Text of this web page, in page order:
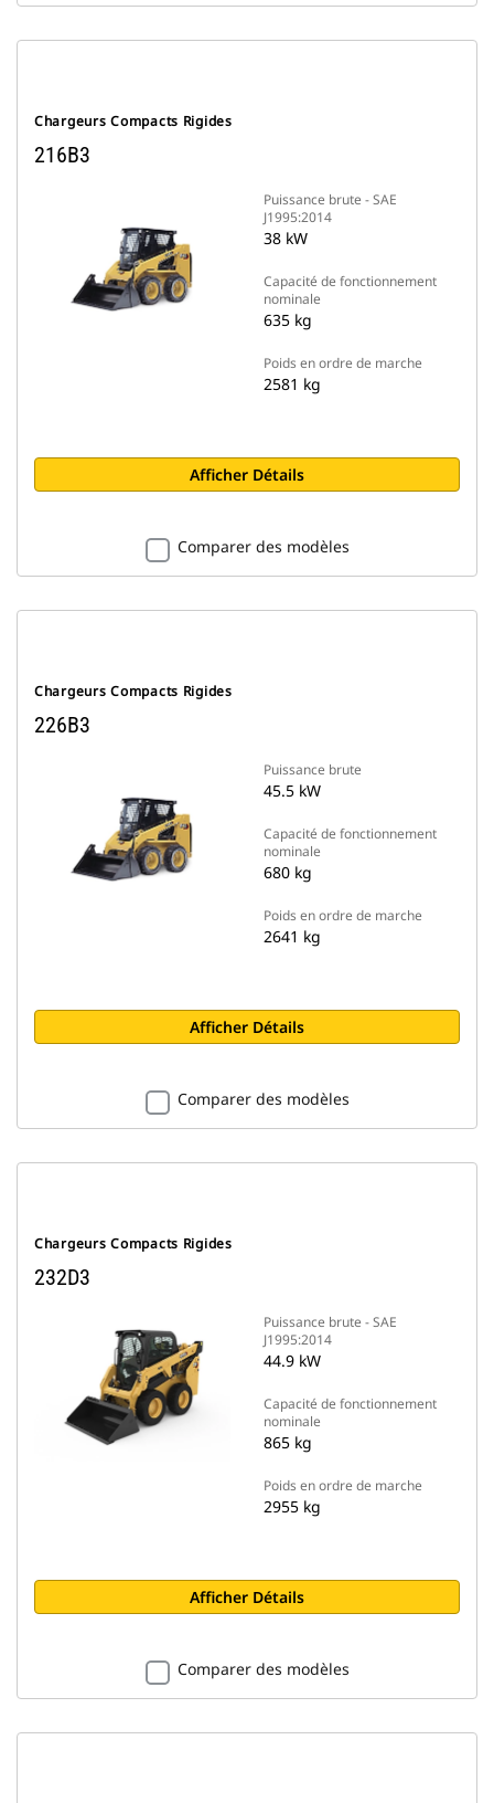
Chargeurs Compacts Rigides
216B3
Puissance brute - SAE
J1995:2014
38 kW
Capacité de fonctionnement
nominale
635 kg
Poids en ordre de marche
2581 kg
Afficher Détails
Comparer des modèles
Chargeurs Compacts Rigides
226B3
Puissance brute
45.5 kW
Capacité de fonctionnement
nominale
680 kg
Poids en ordre de marche
2641 kg
Afficher Détails
Comparer des modèles
Chargeurs Compacts Rigides
232D3
Puissance brute - SAE
J1995:2014
44.9 kW
Capacité de fonctionnement
nominale
865 kg
Poids en ordre de marche
2955 kg
Afficher Détails
Comparer des modèles